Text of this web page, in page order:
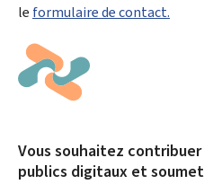
le formulaire de contact.
Vous souhaitez
publics digitaux et